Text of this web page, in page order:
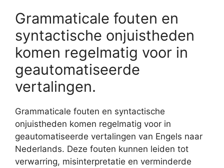
Grammaticale fouten en
syntactische onjuistheden
komen regelmatig voor in
geautomatiseerde
vertalingen.
Grammaticale fouten en syntactische
onjuistheden komen regelmatig voor in
geautomatiseerde vertalingen van Engels naar
Nederlands. Deze fouten kunnen leiden tot
verwarring, misinterpretatie en verminderde